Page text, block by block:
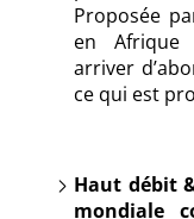
Proposée
en Afrique
arriver
ce qui est
Haut débit
mondiale